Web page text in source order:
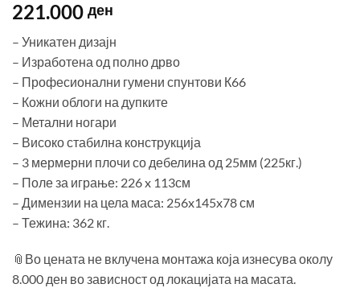
221.000 ден
– Уникатен дизајн
– Изработена од полно дрво
– Професионални гумени спунтови К66
– Кожни облоги на дупките
– Метални ногари
– Високо стабилна конструкција
– 3 мермерни плочи со дебелина од 25мм (225кг.)
– Поле за играње: 226 x 113см
– Димензии на цела маса: 256x145x78 см
– Тежина: 362 кг.
📎Во цената не вклучена монтажа која изнесува околу
8.000 ден во зависност од локацијата на масата.